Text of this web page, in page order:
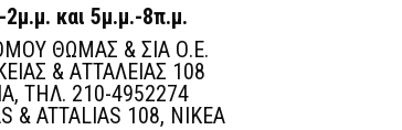
και 5μ.μ.-8π.μ.
ΘΩΜΑΣ & ΣΙΑ Ο.Ε.
& ΑΤΤΑΛΕΙΑΣ 108
ΤΗΛ. 210-4952274
& ATTALIAS 108, NIKEA